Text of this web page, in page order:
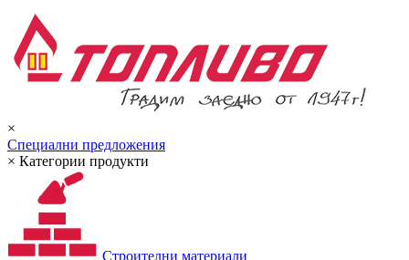
×
Специални предложения
× Категории продукти
Строителни материали